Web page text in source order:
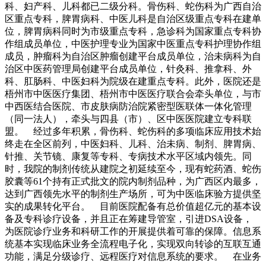
科、妇产科、儿科都已二级分科。骨伤科、蛇伤科为广西自治
区重点专科，脾胃病科、中医儿科是自治区级重点专科在建单
位，脾胃病科同时为市级重点专科，急诊科为国家重点专科协
作组成员单位，中医护理专业为国家中医重点专科护理协作组
成员，肿瘤科为自治区肿瘤创建平台成员单位，治未病科为自
治区中医药管理局创建平台成员单位，针灸科、推拿科、外
科、肛肠科、中医妇科为院级在建重点专科。此外，医院还是
梧州市中医医疗集团、梧州市中医医疗联合会牵头单位，与市
中西医结合医院、市皮肤病防治院紧密型医联体一体化管理
（同一法人），牵头与四县（市）、区中医医院建立专科联
盟。 经过多年积累，骨伤科、蛇伤科的多项临床应用技术始
终走在全区前列，中医妇科、儿科、治未病、制剂、脾胃病、
针推、关节镜、康复等专科、专病技术水平区域内领先。同
时，我院的制剂传统从建院之初延续至今，现有蛇药酒、蛇伤
胶囊等61个持有正式批文的院内制剂品种，为广西区内最多，
达到广西领先水平的制剂生产场所，可为中医临床验方提供坚
实的成果转化平台。 目前医院配备有总价值超亿元的基本设
备及专科诊疗设备，并且正在筹建导管室，引进DSA设备，
为医院诊疗业务和科研工作的开展提供着可靠的保障。信息系
统基本实现临床业务全流程电子化，实现双向转诊的互联互通
功能，满足分级诊疗、远程医疗对信息系统的要求。 在业务